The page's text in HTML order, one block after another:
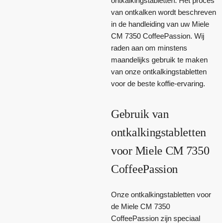
van ontkalken wordt beschreven
in de handleiding van uw Miele
CM 7350 CoffeePassion. Wij
raden aan om minstens
maandelijks gebruik te maken
van onze ontkalkingstabletten
voor de beste koffie-ervaring.
Gebruik van
ontkalkingstabletten
voor Miele CM 7350
CoffeePassion
Onze ontkalkingstabletten voor
de Miele CM 7350
CoffeePassion zijn speciaal